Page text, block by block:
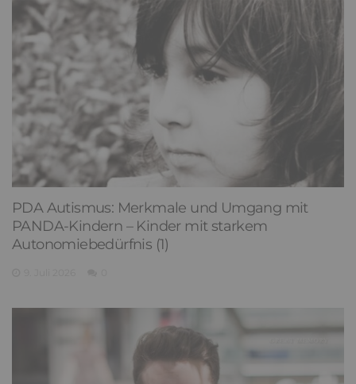
PDA Autismus: Merkmale und Umgang mit
PANDA-Kindern – Kinder mit starkem
Autonomiebedürfnis (1)